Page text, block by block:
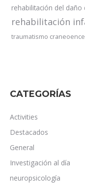
rehabilitación del daño
rehabilitación
traumatismo
CATEGORÍAS
Activities
Destacados
General
Investigación al día
neuropsicología